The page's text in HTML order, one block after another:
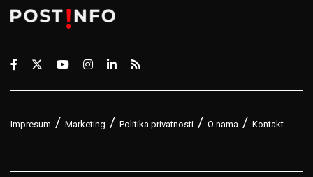
Impresum Marketing Politika privatnosti O nama Kontakt